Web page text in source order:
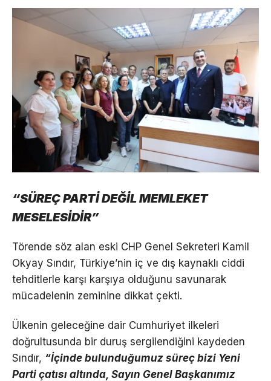
“SÜREÇ PARTİ DEĞİL MEMLEKET
MESELESİDİR”
Törende söz alan eski CHP Genel Sekreteri Kamil
Okyay Sındır, Türkiye’nin iç ve dış kaynaklı ciddi
tehditlerle karşı karşıya olduğunu savunarak
mücadelenin zeminine dikkat çekti.
Ülkenin geleceğine dair Cumhuriyet ilkeleri
doğrultusunda bir duruş sergilendiğini kaydeden
Sındır, “İçinde bulunduğumuz süreç bizi Yeni
Parti çatısı altında, Sayın Genel Başkanımız